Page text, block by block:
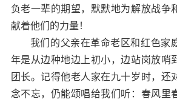
负老一辈的期望，默默地为解放战
献着他们的力量！
我们的父亲在革命老区和红色家
年是从边种地边上初小，边站岗放哨
团长。记得他老人家在九十岁时，还
念不忘，仍能颂唱给我们听：春风里